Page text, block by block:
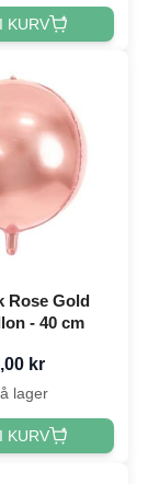
KURV
Rose Gold
- 40 cm
kr
lager
KURV